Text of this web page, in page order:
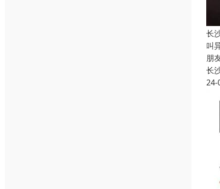
长
叫
朋
长
24-